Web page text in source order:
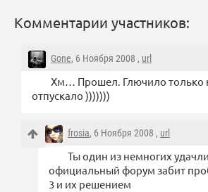
Комментарии участников:
Gone, 6 Ноября 2008 , url
Хм… Прошел. Глючило только
отпускало )))))))
frosia, 6 Ноября 2008 , url
Ты один из немногих
официальный форум забит
3 и их решением